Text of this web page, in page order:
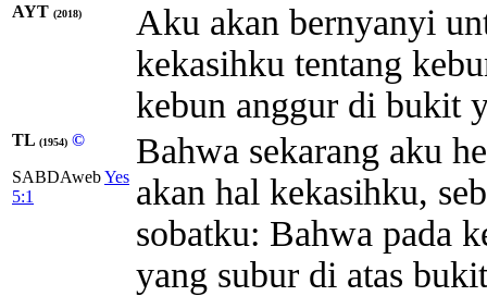
AYT (2018)
Aku akan bernyanyi
kekasihku tentang
kebun anggur di bukit
TL (1954) ©
SABDAwebYes
5:1
Bahwa sekarang aku
akan hal kekasihku,
sobatku: Bahwa pada
yang subur di atas